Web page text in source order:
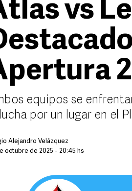
vs
equipos se
por un lugar en el
Alejandro Velázquez
octubre de 2025 - 20:45 hs